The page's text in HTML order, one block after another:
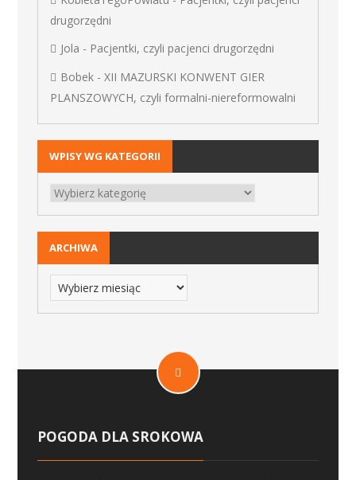
drugorzędni
Jola - Pacjentki, czyli pacjenci drugorzędni
Bobek- XII MAZURSKI KONWENT GIER
PLANSZOWYCH, czyli formalni-niereformowalni
WPISY WG KATEGORII
ARCHIWA
POGODA DLA SROKOWA